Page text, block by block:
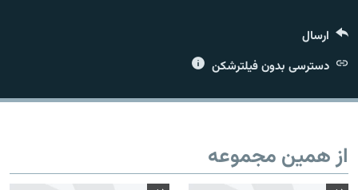
زبان‌های دیگر
ارسال
دسترسی بدون فیلترشکن
از همین مجموعه